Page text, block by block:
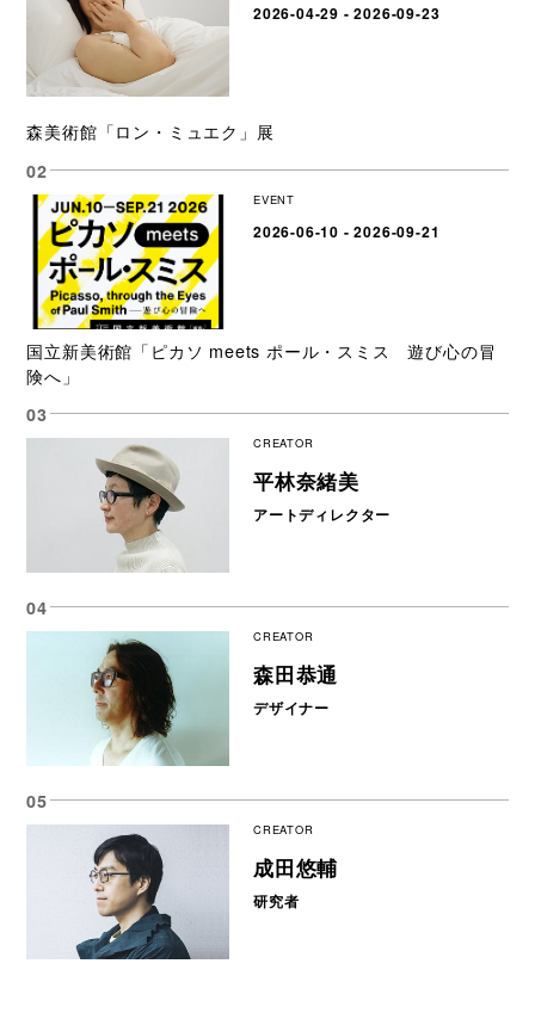
2026-04-29 - 2026-09-23
森美術館「ロン・ミュエク」展
EVENT
2026-06-10 - 2026-09-21
国立新美術館「ピカソ meets ポール・スミス 遊び心の冒
険へ」
CREATOR
平林奈緒美
アートディレクター
CREATOR
森田恭通
デザイナー
CREATOR
成田悠輔
研究者